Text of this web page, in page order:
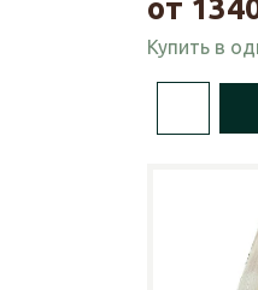
от
Купить в